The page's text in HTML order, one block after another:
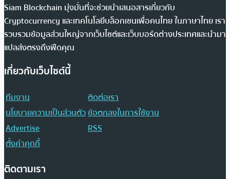
Siam Blockchain มุ่งมั่นที่จะช่วยนำเสนอสารเกี่ยวกับ
Cryptocurrency และเทคโนโลยีบล็อกเชนเพื่อคนไทย ในภาษาไทย เรา
รวบรวมข้อมูลส่วนใหญ่จากเว็บไซต์และเว็บบอร์ดต่างประเทศและนำมา
แปลส่งตรงถึงฟีดคุณ
เกี่ยวกับเว็บไซต์นี้
ทีมงาน
ติดต่อเรา
นโยบายความเป็นส่วนตัวข้อตกลงในการใช้งาน
Advertise
RSS
ตั้งค่าคุกกี้
ติดตามเรา